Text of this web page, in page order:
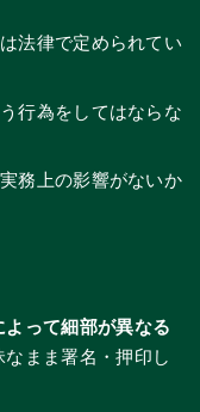
法律で定められてい
行為をしてはならな
務上の影響がないか
って細部が異なる
まま署名・押印し